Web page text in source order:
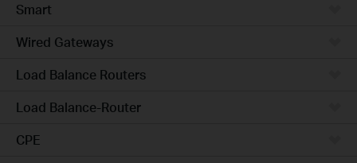
Smart
Wired Gateways
Load Balance Routers
Load Balance-Router
CPE